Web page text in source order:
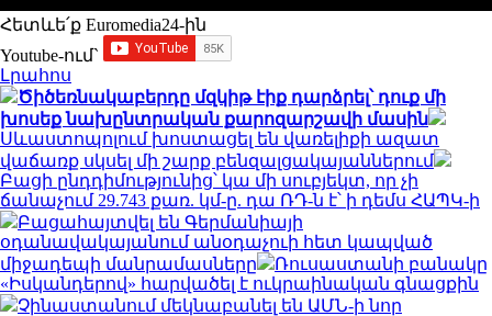
Հետևե՛ք Euromedia24-ին
Youtube-ում`
Լրահոս
Ծիծեռնակաբերդը մզկիթ էիք դարձրել՝ դուք մի
խոսեք նախընտրական քարոզարշավի մասին
Սևաստոպոլում խոստացել են վառելիքի ազատ
վաճառք սկսել մի շարք բենզալցակայաններում
Բացի ընդդիմությունից՝ կա մի սուբյեկտ, որ չի
ճանաչում 29.743 քառ. կմ-ը. դա ՌԴ-ն է՝ ի դեմս ՀԱՊԿ-ի
Բացահայտվել են Գերմանիայի
օդանավակայանում անօդաչուի հետ կապված
միջադեպի մանրամասները
Ռուսաստանի բանակը
«Իսկանդերով» հարվածել է ուկրաինական գնացքին
Չինաստանում մեկնաբանել են ԱՄՆ-ի նոր